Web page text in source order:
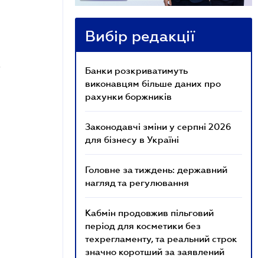
Вибір редакції
Банки розкриватимуть
виконавцям більше даних про
рахунки боржників
Законодавчі зміни у серпні 2026
для бізнесу в Україні
Головне за тиждень: державний
нагляд та регулювання
Кабмін продовжив пільговий
період для косметики без
техрегламенту, та реальний строк
значно коротший за заявлений